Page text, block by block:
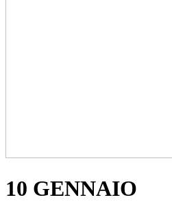
10 GENNAIO